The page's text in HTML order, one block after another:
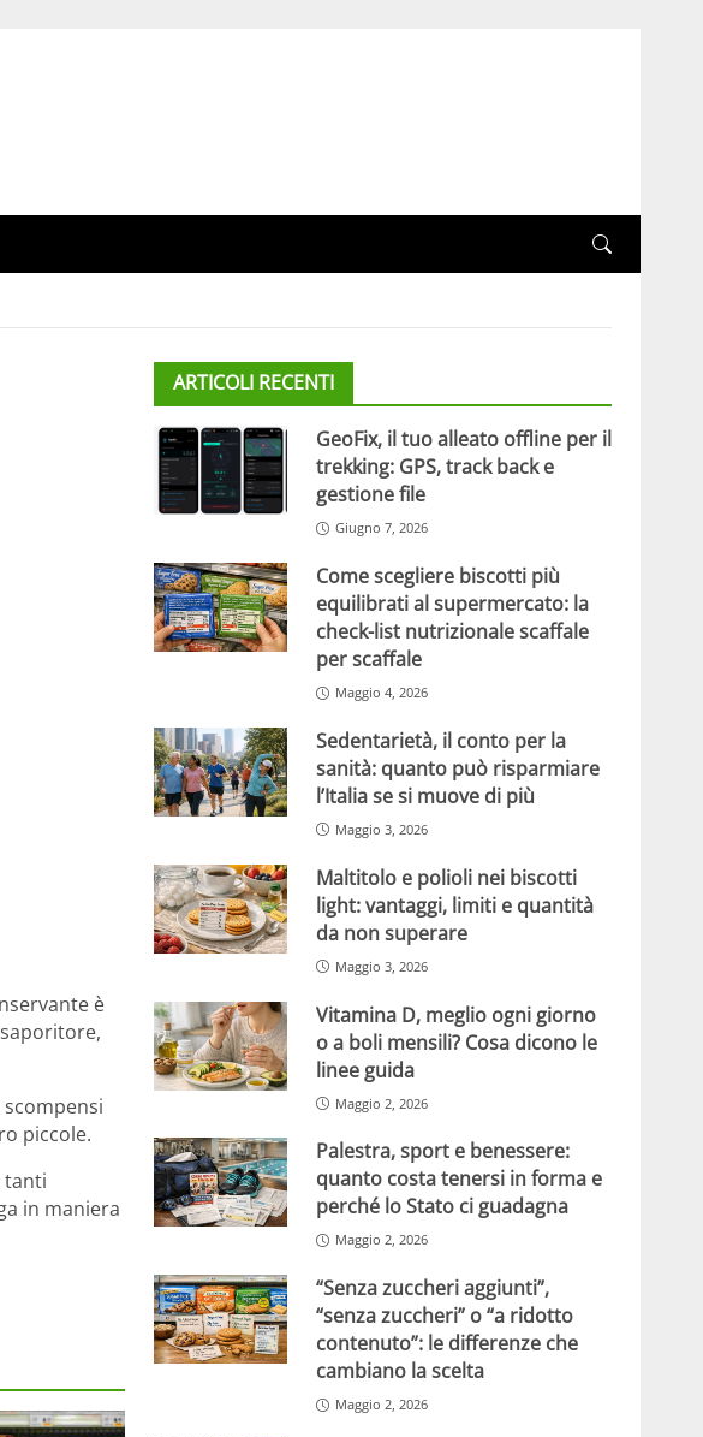
è
piccole.
tanti
in maniera
ARTICOLI RECENTI
GeoFix, il tuo alleato offline per il
trekking: GPS, track back e
gestione file
Giugno 7, 2026
Come scegliere biscotti più
equilibrati al supermercato: la
check-list nutrizionale scaffale
per scaffale
Maggio 4, 2026
Sedentarietà, il conto per la
sanità: quanto può risparmiare
l’Italia se si muove di più
Maggio 3, 2026
Maltitolo e polioli nei biscotti
light: vantaggi, limiti e quantità
da non superare
Maggio 3, 2026
Vitamina D, meglio ogni giorno
o a boli mensili? Cosa dicono le
linee guida
Maggio 2, 2026
Palestra, sport e benessere:
quanto costa tenersi in forma e
perché lo Stato ci guadagna
Maggio 2, 2026
“Senza zuccheri aggiunti”,
“senza zuccheri” o “a ridotto
contenuto”: le differenze che
cambiano la scelta
Maggio 2, 2026